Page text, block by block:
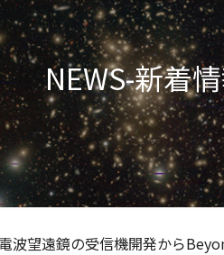
NEWS-新着
望遠鏡の受信機開発から